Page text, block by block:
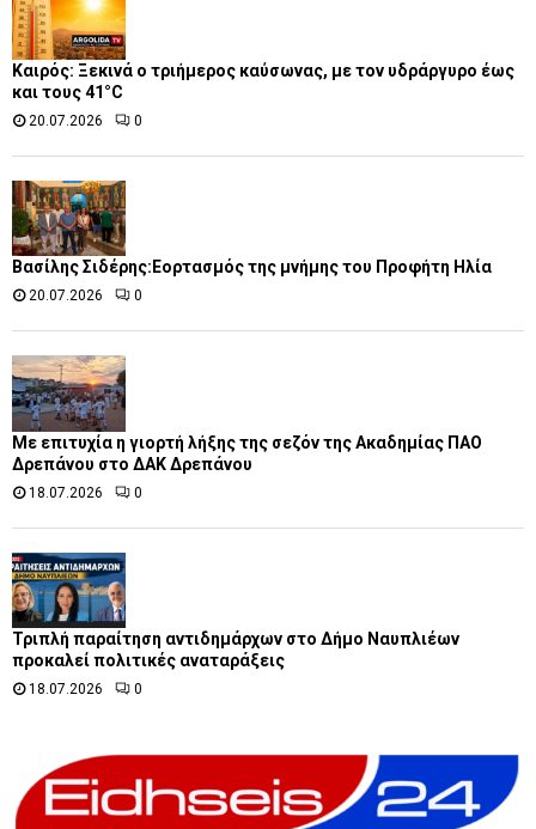
Καιρός: Ξεκινά ο τριήμερος καύσωνας, με τον υδράργυρο έως
και τους 41°C
20.07.2026 0
Βασίλης Σιδέρης:Εορτασμός της μνήμης του Προφήτη Ηλία
20.07.2026 0
Με επιτυχία η γιορτή λήξης της σεζόν της Ακαδημίας ΠΑΟ
Δρεπάνου στο ΔΑΚ Δρεπάνου
18.07.2026 0
Τριπλή παραίτηση αντιδημάρχων στο Δήμο Ναυπλιέων
προκαλεί πολιτικές αναταράξεις
18.07.2026 0